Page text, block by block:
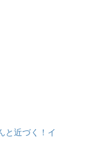
と近づく！イ